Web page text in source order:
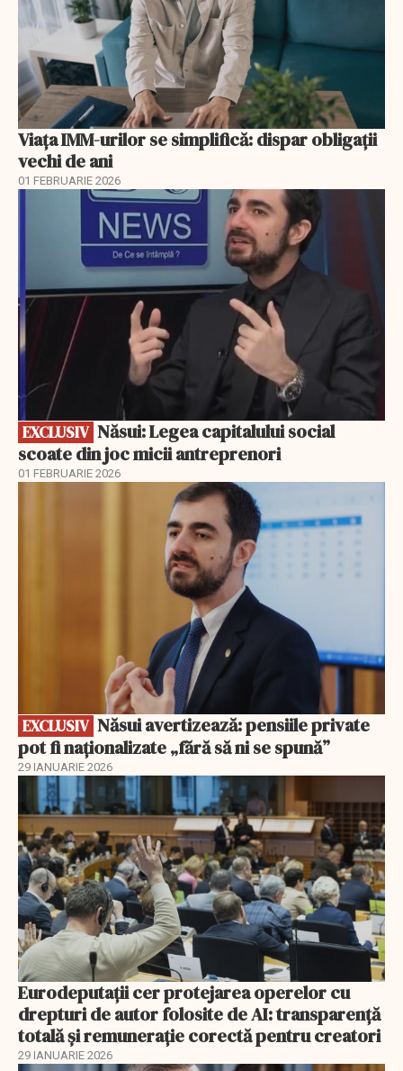
Viața IMM-urilor se simplifică: dispar obligații
vechi de ani
01 FEBRUARIE 2026
EXCLUSIV
EXCLUSIV
scoate din joc micii antreprenori
01 FEBRUARIE 2026
EXCLUSIV
pot fi naționalizate „fără să ni se spună”
29 IANUARIE 2026
Eurodeputații cer protejarea operelor cu
drepturi de autor folosite de AI: transparență
totală și remunerație corectă pentru creatori
29 IANUARIE 2026